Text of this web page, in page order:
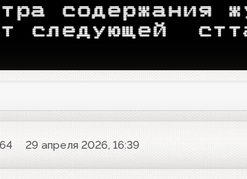
содержания
следующей
29 апреля 2026, 16:39